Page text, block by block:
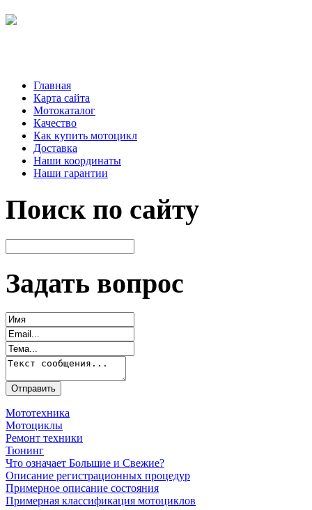
Главная
Карта сайта
Мотокаталог
Качество
Как купить мотоцикл
Доставка
Наши координаты
Наши гарантии
Поиск по сайту
Задать вопрос
Мототехника
Мотоциклы
Ремонт техники
Тюнинг
Что означает Большие и Свежие?
Описание регистрационных процедур
Примерное описание состояния
Примерная классификация мотоциклов